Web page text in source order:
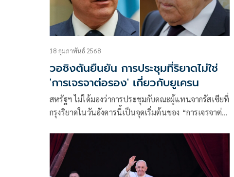
18 กุมภาพันธ์ 2568
วอชิงตันยืนยัน การประชุมที่ริยาดไม่ใช่
'การเจรจาต่อรอง' เกี่ยวกับยูเครน
สหรัฐฯ ไม่ได้มองว่าการประชุมกับคณะผู้แทนจากรัสเซียที่
กรุงริยาดในวันอังคารนี้เป็นจุดเริ่มต้นของ “การเจรจาต่อ